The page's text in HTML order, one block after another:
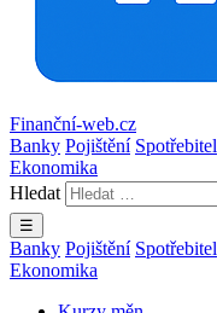
Finanční-web.cz
Banky Pojištění Spotřebitel
Ekonomika
Hledat
☰
Banky Pojištění Spotřebitel
Ekonomika